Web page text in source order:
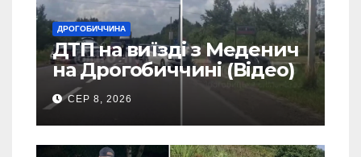
ДРОГОБИЧЧИНА
ДТП на виїзді з Меденич
на Дрогобиччині (Відео)
СЕР 8, 2026